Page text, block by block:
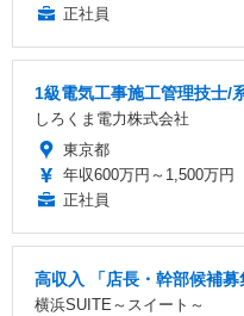
正社員
1級電気工事施工管理技士/
しろくま電力株式会社
東京都
年収600万円～1,500万円
正社員
高収入 「店長・幹部候補
横浜SUITE～スイート～